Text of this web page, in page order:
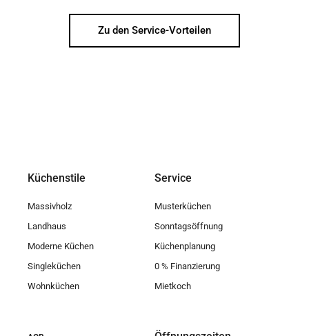
Zu den Service-Vorteilen
Küchenstile
Massivholz
Landhaus
Moderne Küchen
Singleküchen
Wohnküchen
Service
Musterküchen
Sonntagsöffnung
Küchenplanung
0 % Finanzierung
Mietkoch